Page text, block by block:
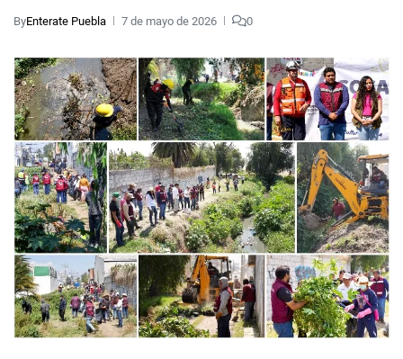
ByEnterate Puebla 7 de mayo de 2026 0